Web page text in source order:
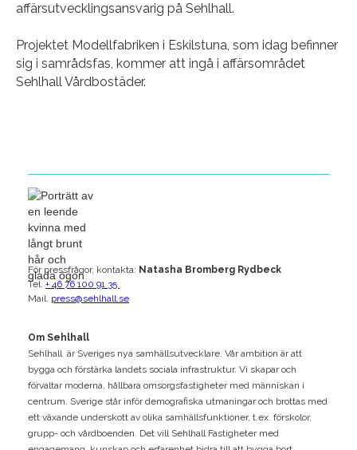
affärsutvecklingsansvarig på Sehlhall.
Projektet Modellfabriken i Eskilstuna, som idag befinner
sig i samrådsfas, kommer att ingå i affärsområdet
Sehlhall Vårdbostäder.
För pressfrågor, kontakta: Natasha Bromberg Rydbeck
Tel. + 46 76 100 91 35
Mail. press@sehlhall.se
Om Sehlhall
Sehlhall är Sveriges nya samhällsutvecklare. Vår ambition är att
bygga och förstärka landets sociala infrastruktur. Vi skapar och
förvaltar moderna, hållbara omsorgsfastigheter med människan i
centrum. Sverige står inför demografiska utmaningar och brottas med
ett växande underskott av olika samhällsfunktioner, t.ex. förskolor,
grupp- och vårdboenden. Det vill Sehlhall Fastigheter med